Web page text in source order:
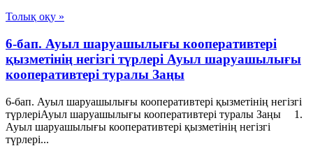
Толық оқу »
6-бап. Ауыл шаруашылығы кооперативтері
қызметінің негізгі түрлері Ауыл шаруашылығы
кооперативтері туралы Заңы
6-бап. Ауыл шаруашылығы кооперативтері қызметінің негізгі
түрлеріАуыл шаруашылығы кооперативтері туралы Заңы 1.
Ауыл шаруашылығы кооперативтері қызметінің негізгі
түрлері...